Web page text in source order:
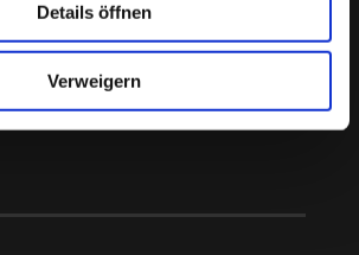
Details öffnen
Verweigern